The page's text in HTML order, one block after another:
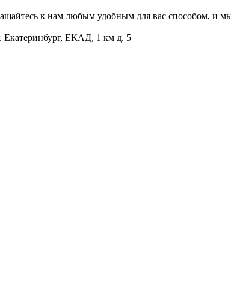
к нам любым удобным для вас способом, и
Екатеринбург, ЕКАД, 1 км д. 5